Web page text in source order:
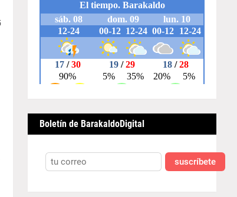
Boletín de BarakaldoDigital
suscríbete